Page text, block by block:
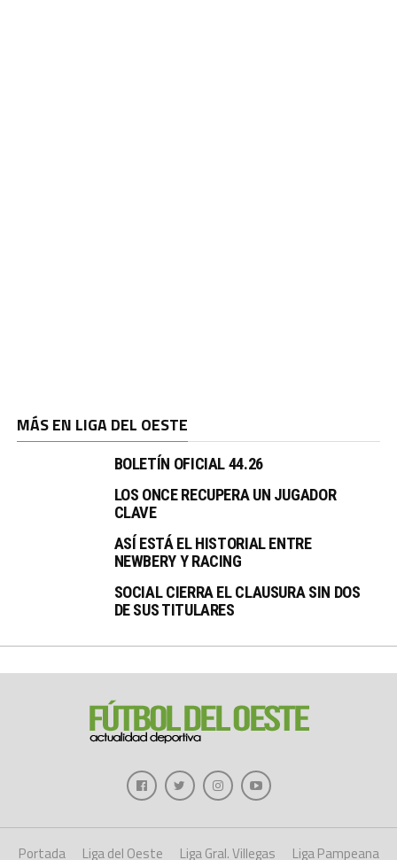
MÁS EN LIGA DEL OESTE
BOLETÍN OFICIAL 44.26
LOS ONCE RECUPERA UN JUGADOR
CLAVE
ASÍ ESTÁ EL HISTORIAL ENTRE
NEWBERY Y RACING
SOCIAL CIERRA EL CLAUSURA SIN DOS
DE SUS TITULARES
Portada Liga del Oeste Liga Gral. Villegas Liga Pampeana